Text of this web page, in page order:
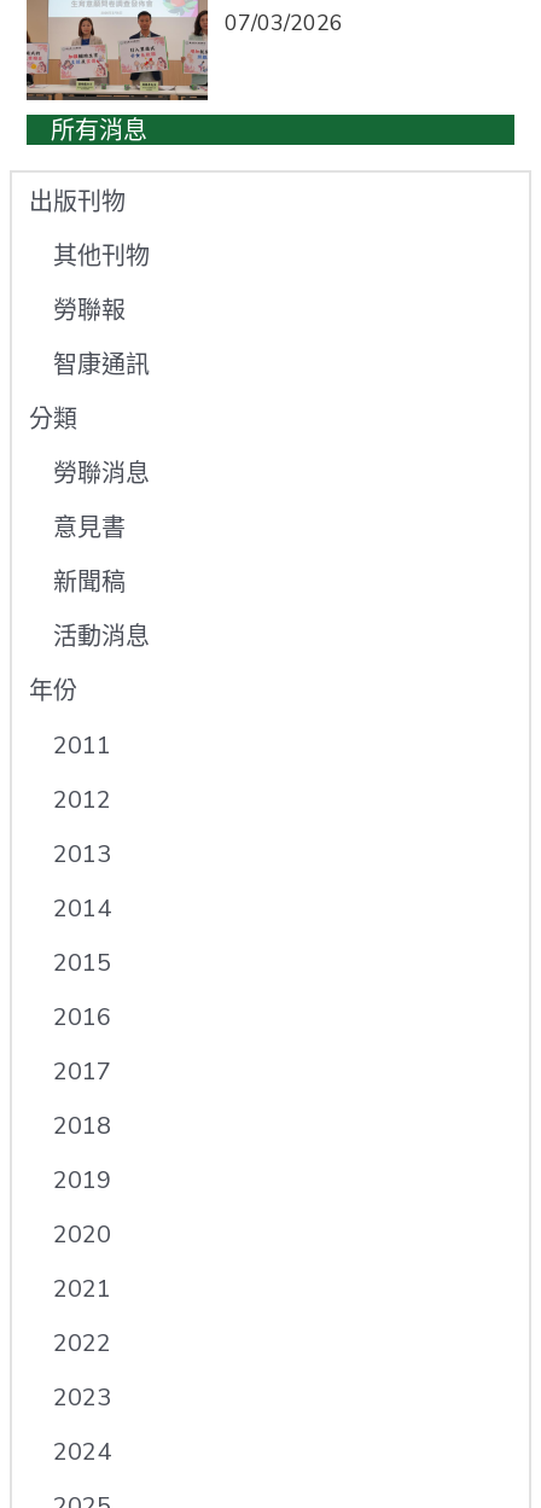
07/03/2026
所有消息
出版刊物
其他刊物
勞聯報
智康通訊
分類
勞聯消息
意見書
新聞稿
活動消息
年份
2011
2012
2013
2014
2015
2016
2017
2018
2019
2020
2021
2022
2023
2024